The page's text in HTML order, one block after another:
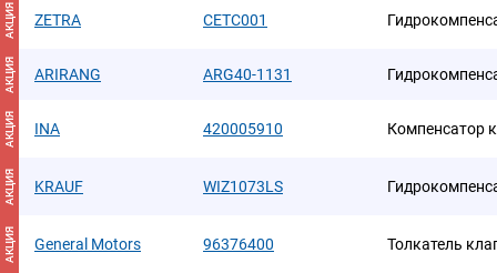
АКЦИЯ ZETRA CETC001
АКЦИЯ ARIRANG ARG40-1131
АКЦИЯ INA 420005910 Компенсатор
АКЦИЯ KRAUF WIZ1073LS
АКЦИЯ General Motors 96376400 Толкатель